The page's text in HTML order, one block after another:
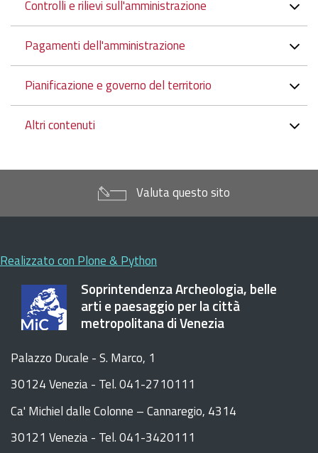
Controlli e rilievi sull'amministrazione
Pagamenti dell'amministrazione
Pianificazione e governo del territorio
Altri contenuti
Valuta questo sito
Realizzato con Plone & Python
Soprintendenza Archeologia, belle
arti e paesaggio per la città
metropolitana di Venezia
Palazzo Ducale - S. Marco, 1
30124 Venezia - Tel. 041-2710111
Ca' Michiel dalle Colonne – Cannaregio, 4314
30121 Venezia - Tel. 041-3420111